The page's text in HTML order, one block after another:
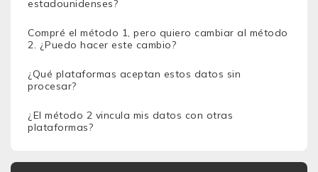
estadounidenses?
Compré el método 1, pero quiero cambiar al método
2. ¿Puedo hacer este cambio?
¿Qué plataformas aceptan estos datos sin
procesar?
¿El método 2 vincula mis datos con otras
plataformas?